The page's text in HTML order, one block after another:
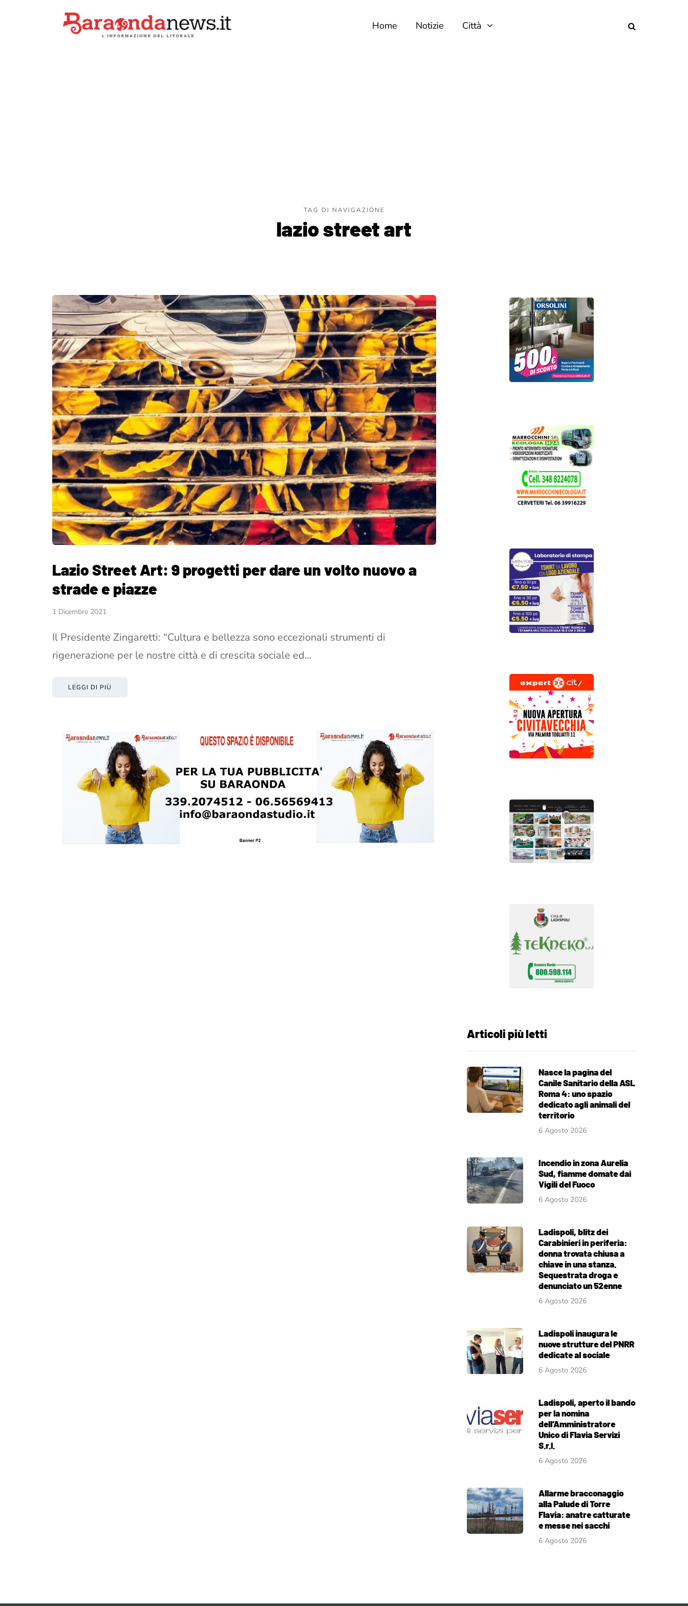
Home Notizie Città
TAG DI NAVIGAZIONE
lazio street art
Lazio Street Art: 9 progetti per dare un volto nuovo a
strade e piazze
1 Dicembre 2021
Il Presidente Zingaretti: “Cultura e bellezza sono eccezionali strumenti di
rigenerazione per le nostre città e di crescita sociale ed…
LEGGI DI PIÙ
Articoli più letti
Nasce la pagina del
Canile Sanitario della ASL
Roma 4: uno spazio
dedicato agli animali del
territorio
6 Agosto 2026
Incendio in zona Aurelia
Sud, fiamme domate dai
Vigili del Fuoco
6 Agosto 2026
Ladispoli, blitz dei
Carabinieri in periferia:
donna trovata chiusa a
chiave in una stanza.
Sequestrata droga e
denunciato un 52enne
6 Agosto 2026
Ladispoli inaugura le
nuove strutture del PNRR
dedicate al sociale
6 Agosto 2026
Ladispoli, aperto il bando
per la nomina
dell’Amministratore
Unico di Flavia Servizi
S.r.l.
6 Agosto 2026
Allarme bracconaggio
alla Palude di Torre
Flavia: anatre catturate
e messe nei sacchi
6 Agosto 2026